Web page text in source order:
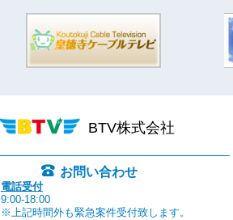
BTV株式会社
お問い合わせ
電話受付
9:00-18:00
※上記時間外も緊急案件受付致します。